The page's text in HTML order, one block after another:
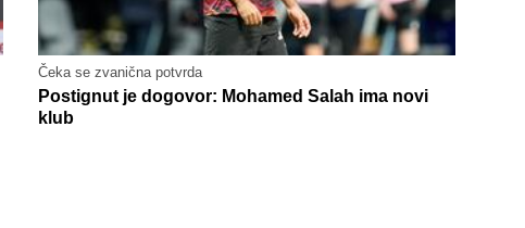
Čeka se zvanična potvrda
Postignut je dogovor: Mohamed Salah ima novi
klub